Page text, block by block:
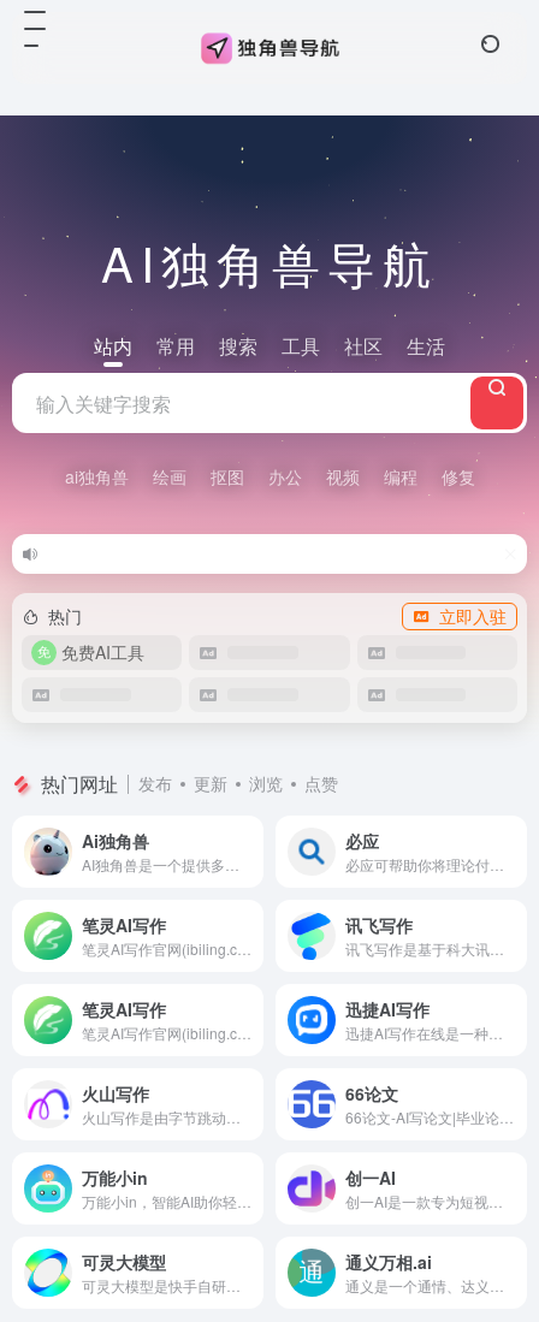
/www/wwwroot/www.djs6.com/wp-
content/themes/onenav/inc/wp-optimization.php
AI独角兽导航
站内 常用 搜索 工具 社区 生活
ai独角兽 绘画 抠图 办公 视频 编程 修复
热门
立即入驻
免费AI工具
热门网址 发布 更新 浏览 点赞
Ai独角兽 必应
笔灵AI写作 讯飞写作
笔灵AI写作 迅捷AI写作
火山写作 66论文
万能小in 创一AI
可灵大模型 通义万相.ai